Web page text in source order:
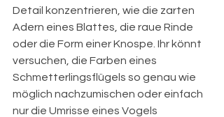
Detail konzentrieren, wie die zarten
Adern eines Blattes, die raue Rinde
oder die Form einer Knospe. Ihr könnt
versuchen, die Farben eines
Schmetterlingsflügels so genau wie
möglich nachzumischen oder einfach
nur die Umrisse eines Vogels